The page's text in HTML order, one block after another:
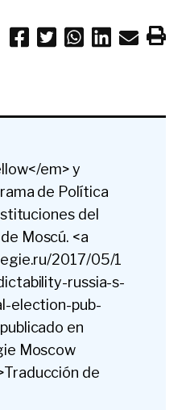
em> y
de Política
del
Moscú. <a
2017/05/1
russia-s-
election-pub-
en
Moscow
de